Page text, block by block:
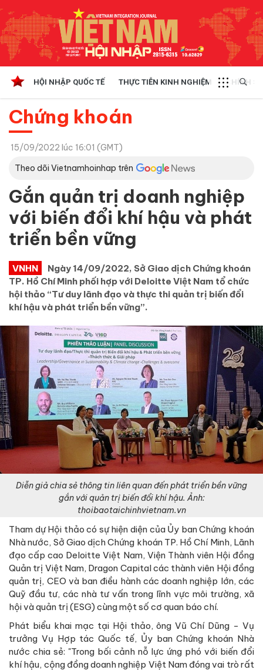
HỘI NHẬP QUỐC TẾ THỰC TIỄN KINH NGHIỆM CHÍNH
Chứng khoán
15/09/2022 lúc 16:01 (GMT)
Theo dõi Vietnamhoinhap trên
Gắn quản trị doanh nghiệp
với biến đổi khí hậu và phát
triển bền vững
VNHN
Ngày 14/09/2022, Sở Giao dịch Chứng khoán
TP. Hồ Chí Minh phối hợp với Deloitte Việt Nam tổ chức
hội thảo “Tư duy lãnh đạo và thực thi quản trị biến đổi
khí hậu và phát triển bền vững”.
Diễn giả chia sẻ thông tin liên quan đến phát triển bền vững
gắn với quản trị biến đổi khí hậu. Ảnh:
thoibaotaichinhvietnam.vn
Tham dự Hội thảo có sự hiện diện của Ủy ban Chứng khoán
Nhà nước, Sở Giao dịch Chứng khoán TP. Hồ Chí Minh, Lãnh
đạo cấp cao Deloitte Việt Nam, Viện Thành viên Hội đồng
Quản trị Việt Nam, Dragon Capital các thành viên Hội đồng
quản trị, CEO và ban điều hành các doanh nghiệp lớn, các
Quỹ đầu tư, các nhà tư vấn trong lĩnh vực môi trường, xã
hội và quản trị (ESG) cùng một số cơ quan báo chí.
Phát biểu khai mạc tại Hội thảo, ông Vũ Chí Dũng - Vụ
trưởng Vụ Hợp tác Quốc tế, Ủy ban Chứng khoán Nhà
nước chia sẻ: "Trong bối cảnh nỗ lực ứng phó với biến đổi
khí hậu, cộng đồng doanh nghiệp Việt Nam đóng vai trò rất